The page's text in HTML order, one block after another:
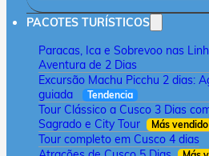
PACOTES TURÍSTICOS
Paracas, Ica e Sobrevoo nas
Aventura de 2 Dias
Excursão Machu Picchu 2 dias:
guiada
Tendencia
Tour Clássico a Cusco 3 Dias
Sagrado e City Tour
Más vendido
Tour completo em Cusco 4 dias